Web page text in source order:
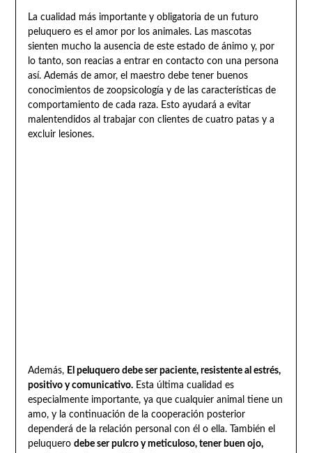
La cualidad más importante y obligatoria de un futuro
peluquero es el amor por los animales. Las mascotas
sienten mucho la ausencia de este estado de ánimo y, por
lo tanto, son reacias a entrar en contacto con una persona
así. Además de amor, el maestro debe tener buenos
conocimientos de zoopsicología y de las características de
comportamiento de cada raza. Esto ayudará a evitar
malentendidos al trabajar con clientes de cuatro patas y a
excluir lesiones.
Además, El peluquero debe ser paciente, resistente al estrés,
positivo y comunicativo.Esta última cualidad es
especialmente importante, ya que cualquier animal tiene un
amo, y la continuación de la cooperación posterior
dependerá de la relación personal con él o ella. También el
peluquero debe ser pulcro y meticuloso, tener buen ojo,